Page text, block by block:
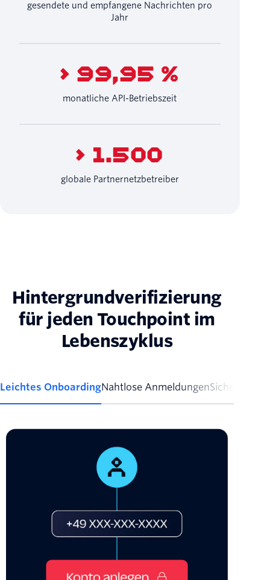
gesendete und empfangene Nachrichten pro
Jahr
> 99,95 %
monatliche API-Betriebszeit
> 1.500
globale Partnernetzbetreiber
Hintergrundverifizierung
für jeden Touchpoint im
Lebenszyklus
Leichtes OnboardingNahtlose AnmeldungenSichere